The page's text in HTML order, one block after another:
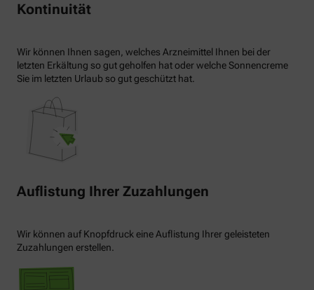
Kontinuität
Wir können Ihnen sagen, welches Arzneimittel Ihnen bei der
letzten Erkältung so gut geholfen hat oder welche Sonnencreme
Sie im letzten Urlaub so gut geschützt hat.
Auflistung Ihrer Zuzahlungen
Wir können auf Knopfdruck eine Auflistung Ihrer geleisteten
Zuzahlungen erstellen.